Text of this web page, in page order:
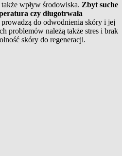
wpływ środowiska. Zbyt suche
czy długotrwała
prowadzą do odwodnienia skóry i jej
problemów należą także stres i brak
skóry do regeneracji.